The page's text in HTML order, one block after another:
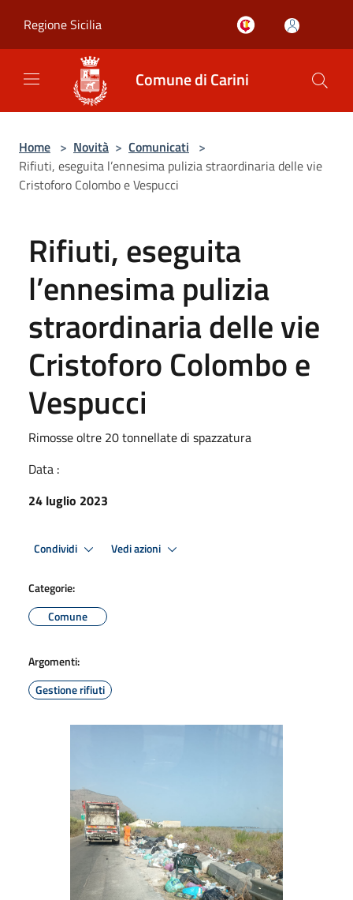
Regione Sicilia
Comune di Carini
Home > Novità > Comunicati >
Rifiuti, eseguita l’ennesima pulizia straordinaria delle vie
Cristoforo Colombo e Vespucci
Rifiuti, eseguita
l’ennesima pulizia
straordinaria delle vie
Cristoforo Colombo e
Vespucci
Rimosse oltre 20 tonnellate di spazzatura
Data :
24 luglio 2023
Condividi Vedi azioni
Categorie:
Comune
Argomenti:
Gestione rifiuti